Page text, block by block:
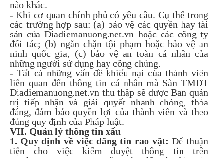
nào khác.
- Khi cơ quan chính phủ có yêu cầu. Cụ thể trong
các trường hợp sau: (a) bảo vệ các quyền hay tài
sản của Diadiemanuong.net.vn hoặc các công ty
đối tác; (b) ngăn chặn tội phạm hoặc bảo vệ an
ninh quốc gia; (c) bảo vệ an toàn cá nhân của
những người sử dụng hay công chúng.
- Tất cả những vấn đề khiếu nại của thành viên
liên quan đến thông tin cá nhân mà Sàn TMĐT
Diadiemanuong.net.vn thu thập sẽ được Ban quản
trị tiếp nhận và giải quyết nhanh chóng, thỏa
đáng, đảm bảo quyền lợi của thành viên và theo
đúng quy định của Pháp luật.
VII. Quản lý thông tin xấu
1. Quy định về việc đăng tin rao vặt: Để thuận
tiện cho việc kiểm duyệt thông tin trên